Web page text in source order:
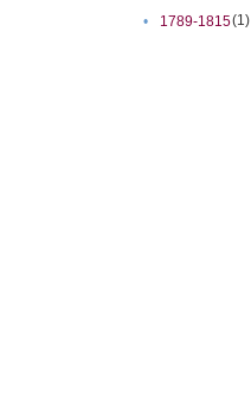
•
1789-1815(1)